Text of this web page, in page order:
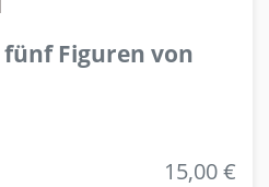
Figuren von
15,00 €